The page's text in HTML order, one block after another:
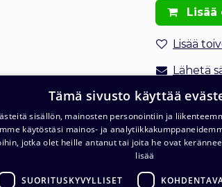
Lisää
Lähetä
Toimitus: 1-
Tämä sivusto käyttää
sisällön, mainosten personointiin ja
käytöstäsi mainos- ja
jotka olet heille antanut tai joita he ovat
lisää
SUORITUSKYVYLLISET